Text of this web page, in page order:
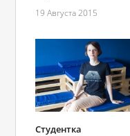
19 Августа 2015
Студентка